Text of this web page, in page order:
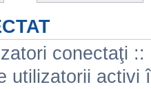
conectaţi
utilizatorii activi